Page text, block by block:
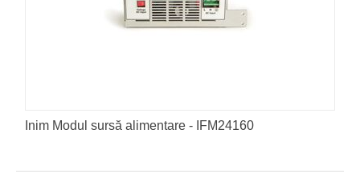
Inim Modul sursă alimentare - IFM24160